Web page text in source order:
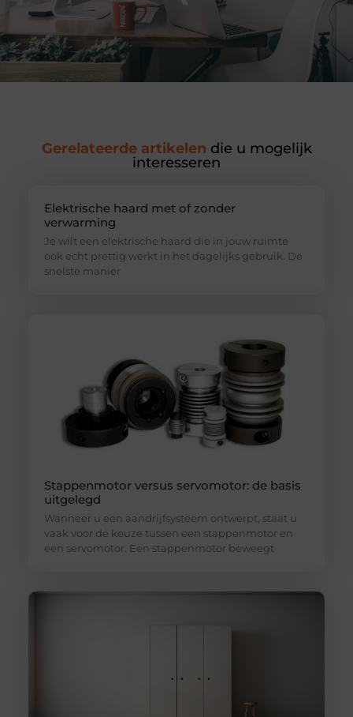
Gerelateerde artikelen die u mogelijk
interesseren
Elektrische haard met of zonder
verwarming
Je wilt een elektrische haard die in jouw ruimte
ook echt prettig werkt in het dagelijks gebruik. De
snelste manier
Stappenmotor versus servomotor: de basis
uitgelegd
Wanneer u een aandrijfsysteem ontwerpt, staat u
vaak voor de keuze tussen een stappenmotor en
een servomotor. Een stappenmotor beweegt